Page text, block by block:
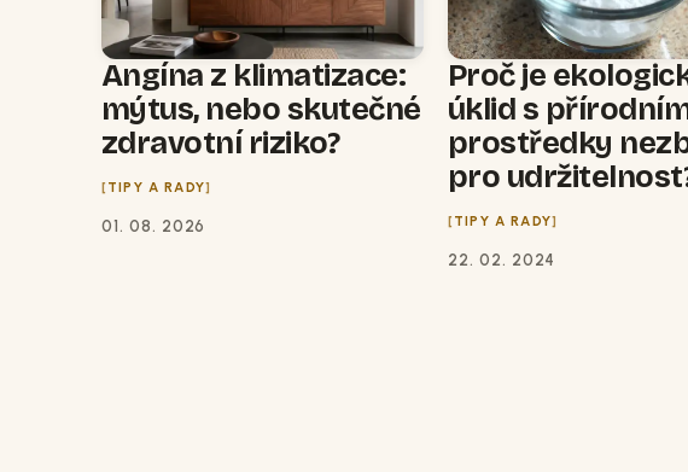
Angína z klimatizace:
mýtus, nebo skutečné
zdravotní riziko?
TIPY A RADY
01. 08. 2026
Proč je
úklid s
prostředky
pro
TIPY A RADY
22. 02. 2024